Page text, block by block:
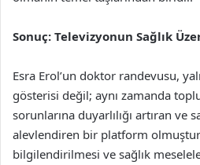
Sonuç: Televizyonun Sağlık
Esra Erol’un doktor randevusu,
gösterisi değil; aynı zamanda
sorunlarına duyarlılığı artıran ve
alevlendiren bir platform
bilgilendirilmesi ve sağlık